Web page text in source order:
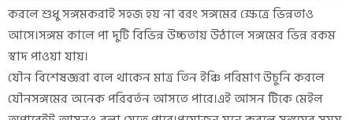
করলে শুধু সঙ্গমকরাই সহজ হয় না বরং সঙ্গমের ক্ষেত্রে ভিন্নতাও
আসে।সঙ্গম কালে পা দুটি বিভিন্ন উচ্চতায় উঠালে সঙ্গমের ভিন্ন রকম
স্বাদ পাওয়া যায়।
যৌন বিশেষজ্ঞরা বলে থাকেন মাত্র তিন ইঞ্চি পরিমাণ উচুনি করলে
যৌনসঙ্গমের অনেক পরিবর্তন আসতে পারে।এই আসন টিকে মেইল